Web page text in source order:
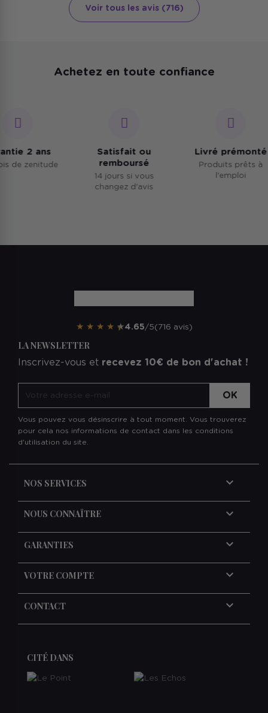
Voir tous les avis (716)
Achetez en toute confiance
2 ans
de zenitude
Satisfait ou
remboursé
14 jours si vous
changez d'avis
Livré prémonté
Produits prêts à
l'emploi
★ ★ ★ ★ ★4.65/5(716 avis)
LA NEWSLETTER
Inscrivez-vous et recevez 10€ de bon d'achat !
Vous pouvez vous désinscrire à tout moment. Vous trouverez
pour cela nos informations de contact dans les conditions
d'utilisation du site.
NOS SERVICES 
NOUS CONNAÎTRE 
GARANTIES 
VOTRE COMPTE 
CONTACT keyboard_arrow_down
CITÉ DANS